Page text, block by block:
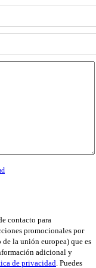
contacto para
promocionales por
la unión europea) que es
adicional y
de privacidad . Puedes